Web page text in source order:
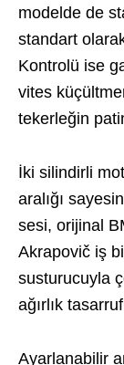
modelde de
standart
Kontrolü ise
vites
tekerleğin
İki silindirli
aralığı
sesi, orijinal
Akrapovič iş
susturucuyla
ağırlık
Ayarlanabilir